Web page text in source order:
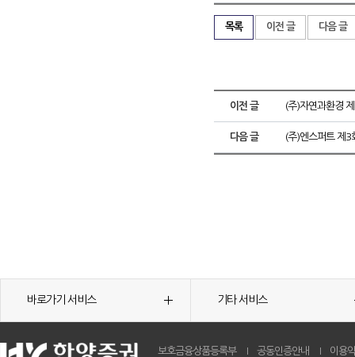
목록 이전 글 다음 글
이전 글 (주)자연과환경
다음 글 (주)엔스퍼트 제3
바로가기 서비스 기타 서비스
보호금융상품등록부 공동인증안내 이용